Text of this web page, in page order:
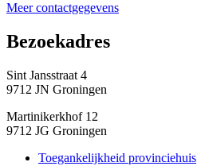
Meer contactgegevens
Bezoekadres
Sint Jansstraat 4
9712 JN Groningen
Martinikerkhof 12
9712 JG Groningen
Toegankelijkheid provinciehuis